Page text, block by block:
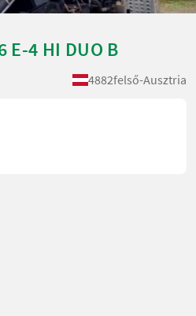
E-4 HI DUO B
4882felső-Ausztria